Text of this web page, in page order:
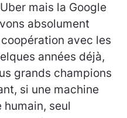
mais la Google
absolument
avec les
années déjà,
grands champions
si une machine
seul